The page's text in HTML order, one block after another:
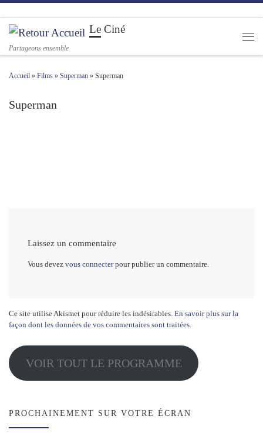
Passer au contenu
Le Ciné
Partageons ensemble
Accueil » Films » Superman » Superman
Superman
Laissez un commentaire
Vous devezvous connecterpour publier un commentaire.
Ce site utilise Akismet pour réduire les indésirables. En savoir plus sur la
façon dont les données de vos commentaires sont traitées
VOIR TOUT LE PROGRAMME
PROCHAINEMENT SUR VOTRE ÉCRAN